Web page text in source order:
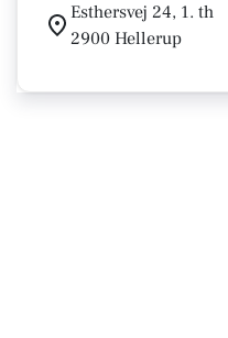
Esthersvej 24, 1. th
2900 Hellerup